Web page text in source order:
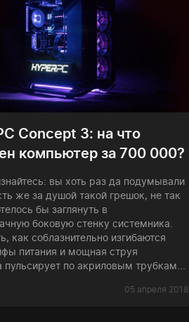
Concept 3: на что
компьютер за 700 000?
вы хоть раз да подумывали
же за душой такой грешок, не так
бы заглянуть в
боковую стенку системника.
как соблазнительно изгибаются
питания и мощная струя
пульсирует по акриловым трубкам...
05 апреля 2018